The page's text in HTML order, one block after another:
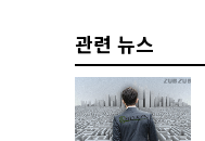
관련 뉴스